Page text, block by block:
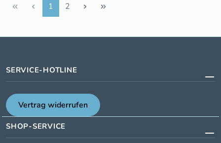
Seite
1 Seite
2
SERVICE-HOTLINE
Vertrag widerrufen
SHOP-SERVICE